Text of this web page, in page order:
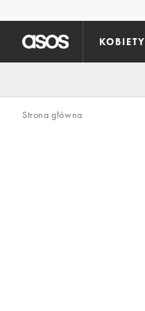
KOBIETY
Strona główna